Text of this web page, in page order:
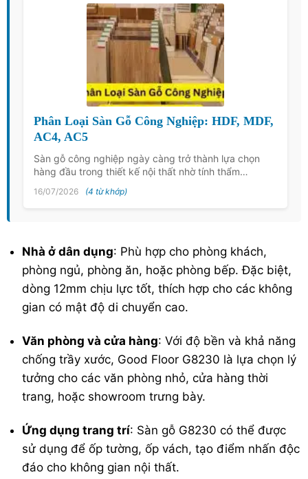
Phân Loại Sàn Gỗ Công Nghiệp: HDF, MDF,
AC4, AC5
Sàn gỗ công nghiệp ngày càng trở thành lựa chọn
hàng đầu trong thiết kế nội thất nhờ tính thẩm…
16/07/2026 (4 từ khớp)
Nhà ở dân dụng: Phù hợp cho phòng khách,
phòng ngủ, phòng ăn, hoặc phòng bếp. Đặc biệt,
dòng 12mm chịu lực tốt, thích hợp cho các không
gian có mật độ di chuyển cao.
Văn phòng và cửa hàng: Với độ bền và khả năng
chống trầy xước, Good Floor G8230 là lựa chọn lý
tưởng cho các văn phòng nhỏ, cửa hàng thời
trang, hoặc showroom trưng bày.
Ứng dụng trang trí: Sàn gỗ G8230 có thể được
sử dụng để ốp tường, ốp vách, tạo điểm nhấn độc
đáo cho không gian nội thất.